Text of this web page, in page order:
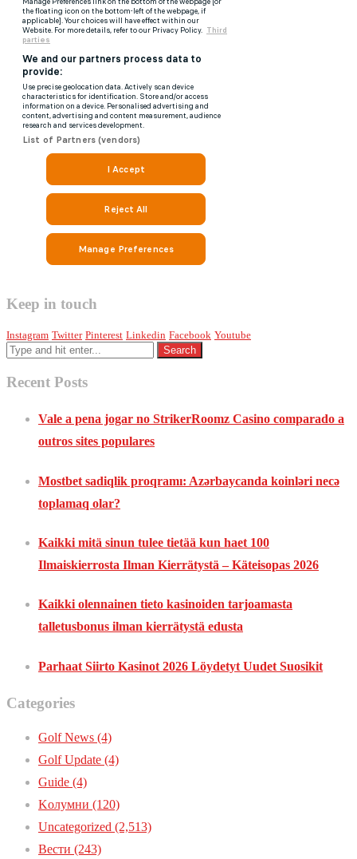
Keep in touch
Instagram Twitter Pinterest Linkedin Facebook Youtube
Recent Posts
Vale a pena jogar no StrikerRoomz Casino comparado a
outros sites populares
Mostbet sadiqlik proqramı: Azərbaycanda koinləri necə
toplamaq olar?
Kaikki mitä sinun tulee tietää kun haet 100
Ilmaiskierrosta Ilman Kierrätystä – Käteisopas 2026
Kaikki olennainen tieto kasinoiden tarjoamasta
talletusbonus ilman kierrätystä edusta
Parhaat Siirto Kasinot 2026 Löydetyt Uudet Suosikit
Categories
Golf News (4)
Golf Update (4)
Guide (4)
Kолумни (120)
Uncategorized (2,513)
Вести (243)